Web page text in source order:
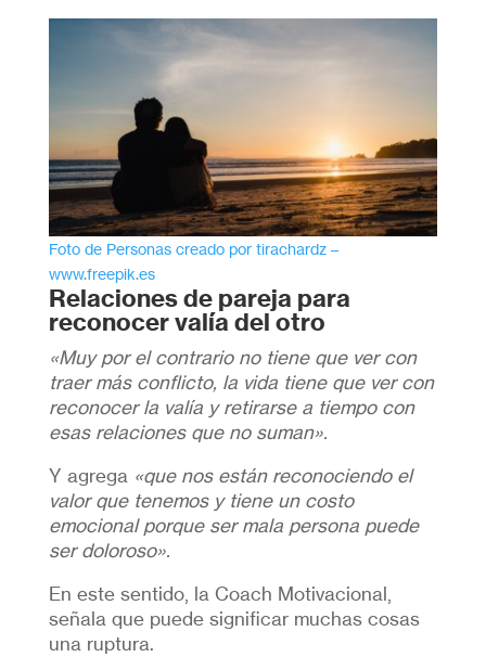
Foto de Personas creado por tirachardz –
www.freepik.es
Relaciones de pareja para
reconocer valía del otro
«Muy por el contrario no tiene que ver con
traer más conflicto, la vida tiene que ver con
reconocer la valía y retirarse a tiempo con
esas relaciones que no suman».
Y agrega «que nos están reconociendo el
valor que tenemos y tiene un costo
emocional porque ser mala persona puede
ser doloroso».
En este sentido, la Coach Motivacional,
señala que puede significar muchas cosas
una ruptura.